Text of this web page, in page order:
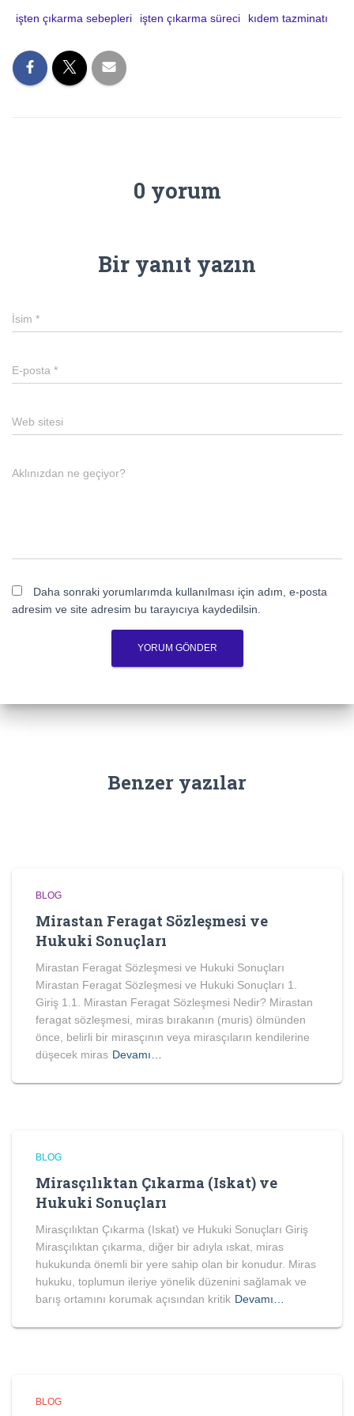
işten çıkarma sebepleri
işten çıkarma süreci kıdem tazminatı
0 yorum
Bir yanıt yazın
İsim *
E-posta *
Web sitesi
Aklınızdan ne geçiyor?
Daha sonraki yorumlarımda kullanılması için adım, e-posta
adresim ve site adresim bu tarayıcıya kaydedilsin.
Benzer yazılar
BLOG
Mirastan Feragat Sözleşmesi ve
Hukuki Sonuçları
Mirastan Feragat Sözleşmesi ve Hukuki Sonuçları
Mirastan Feragat Sözleşmesi ve Hukuki Sonuçları 1.
Giriş 1.1. Mirastan Feragat Sözleşmesi Nedir? Mirastan
feragat sözleşmesi, miras bırakanın (muris) ölmünden
önce, belirli bir mirasçının veya mirasçıların kendilerine
düşecek miras Devamı…
BLOG
Mirasçılıktan Çıkarma (Iskat) ve
Hukuki Sonuçları
Mirasçılıktan Çıkarma (Iskat) ve Hukuki Sonuçları Giriş
Mirasçılıktan çıkarma, diğer bir adıyla ıskat, miras
hukukunda önemli bir yere sahip olan bir konudur. Miras
hukuku, toplumun ileriye yönelik düzenini sağlamak ve
barış ortamını korumak açısından kritik Devamı…
BLOG